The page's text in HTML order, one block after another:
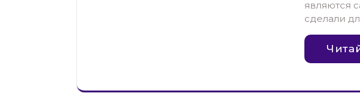
являются
сделали